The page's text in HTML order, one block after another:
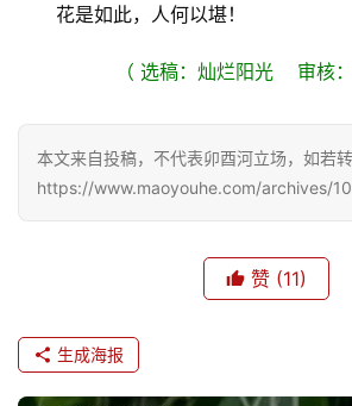
花是如此，人何以堪！
（ 选稿：灿烂阳光    审核
本文来自投稿，不代表卯酉河立场，如若
https://www.maoyouhe.com/archives/
赞 (11)
生成海报